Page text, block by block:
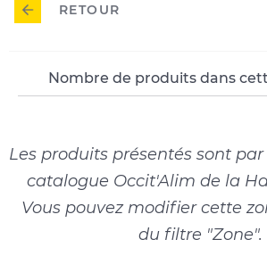
RETOUR
Nombre de produits dans
Les produits présentés sont
catalogue Occit'Alim de la
Vous pouvez modifier cette
du filtre "Zone".